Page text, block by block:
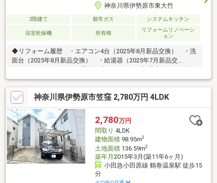
神奈川県伊勢原市東大竹
2階建て 都市ガス システムキッチン
浴室乾燥機 所有権
リフォームリノベーシ
ョン
◆リフォーム履歴 ・エアコン4台（2025年8月新品交換） ・洗
面台（2025年8月新品交換） ・給湯器（2025年7月新品交
蟻工事（2025年7月完了）■小・中学校まで徒歩10分以内でお子様
も安心です。■コンビニ、ドラッグストアも近く、生活便利な住
環境。■多目的に使える和室は来客用にも気軽に横になれる落ち
着く空間にも利用できます。
神奈川県伊勢原市笠窪 2,780万円 4LDK
2,780万円
間取り 4LDK
建物面積98.95m2
土地面積136.59m2
築年月 2015年3月(築11年6ヶ月)
小田急小田原線 鶴巻温泉駅 徒歩15
分